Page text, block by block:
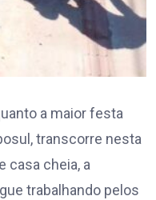
a maior festa
transcorre nesta
casa cheia, a
trabalhando pelos